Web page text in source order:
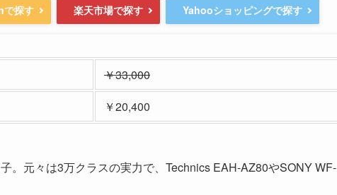
で探す 楽天市場で探す Yahooショッピングで探す
￥33,000
￥20,400
。元々は3万クラスの実力で、Technics EAH-AZ80やSONY WF-